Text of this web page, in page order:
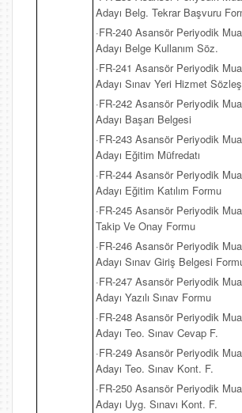
Adayı Belg. Tekrar Başvuru
·FR-240 Asansör Periyodik
Adayı Belge Kullanım Söz.
·FR-241 Asansör Periyodik
Adayı Sınav Yeri Hizmet
·FR-242 Asansör Periyodik
Adayı Başarı Belgesi
·FR-243 Asansör Periyodik
Adayı Eğitim Müfredatı
·FR-244 Asansör Periyodik
Adayı Eğitim Katılım Formu
·FR-245 Asansör Periyodik
Takip Ve Onay Formu
·FR-246 Asansör Periyodik
Adayı Sınav Giriş Belgesi
·FR-247 Asansör Periyodik
Adayı Yazılı Sınav Formu
·FR-248 Asansör Periyodik
Adayı Teo. Sınav Cevap F.
·FR-249 Asansör Periyodik
Adayı Teo. Sınav Kont. F.
·FR-250 Asansör Periyodik
Adayı Uyg. Sınavı Kont. F.